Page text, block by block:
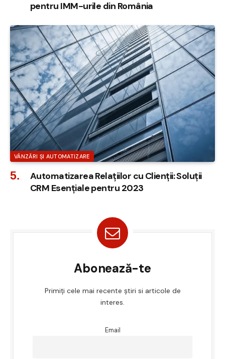
pentru IMM-urile din România
VÂNZĂRI ȘI AUTOMATIZARE
Automatizarea Relațiilor cu Clienții: Soluții
CRM Esențiale pentru 2023
Abonează-te
Primiți cele mai recente știri si articole de
interes.
Email